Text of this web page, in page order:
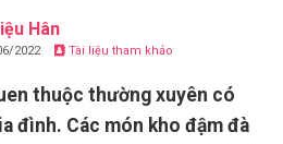
Hân
2022 Tài liệu tham khảo
thuộc thường xuyên có
đình. Các món kho đậm đà